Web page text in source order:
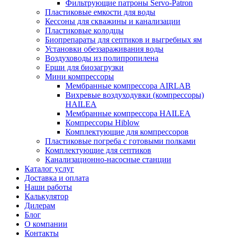
Фильтрующие патроны Servo-Patron
Пластиковые емкости для воды
Кессоны для скважины и канализации
Пластиковые колодцы
Биопрепараты для септиков и выгребных ям
Установки обеззараживания воды
Воздуховоды из полипропилена
Ерши для биозагрузки
Мини компрессоры
Мембранные компрессора AIRLAB
Вихревые воздуходувки (компрессоры)
HAILEA
Мембранные компрессора HAILEA
Компрессоры Hiblow
Комплектующие для компрессоров
Пластиковые погреба с готовыми полками
Комплектующие для септиков
Канализационно-насосные станции
Каталог услуг
Доставка и оплата
Наши работы
Калькулятор
Дилерам
Блог
О компании
Контакты